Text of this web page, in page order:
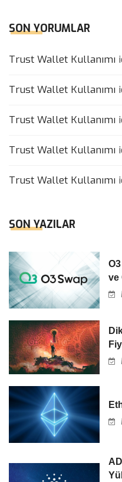
SON YORUMLAR
Trust Wallet Kullanımı
Trust Wallet Kullanımı
Trust Wallet Kullanımı
Trust Wallet Kullanımı
Trust Wallet Kullanımı
SON YAZILAR
ve